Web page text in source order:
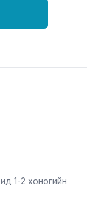
1-2 хоногийн